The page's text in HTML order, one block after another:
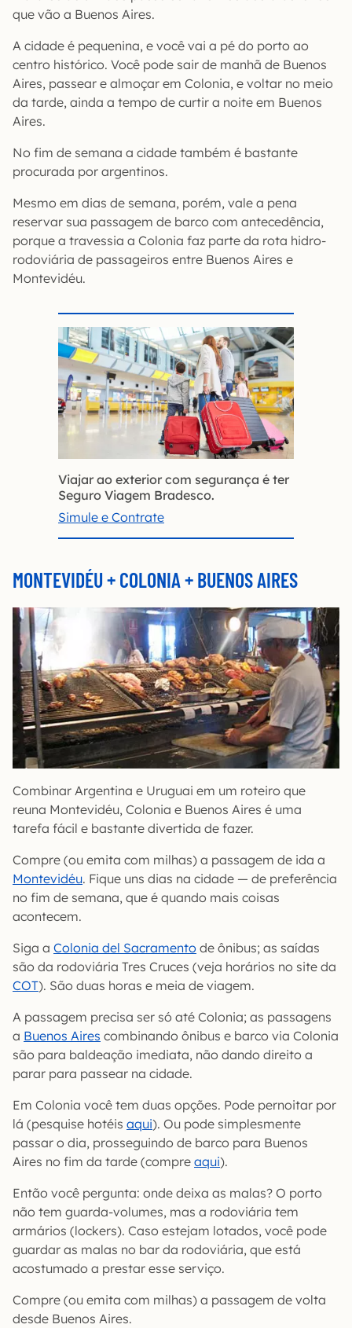
que vão a Buenos Aires.
A cidade é pequenina, e você vai a pé do porto ao
centro histórico. Você pode sair de manhã de Buenos
Aires, passear e almoçar em Colonia, e voltar no meio
da tarde, ainda a tempo de curtir a noite em Buenos
Aires.
No fim de semana a cidade também é bastante
procurada por argentinos.
Mesmo em dias de semana, porém, vale a pena
reservar sua passagem de barco com antecedência,
porque a travessia a Colonia faz parte da rota hidro-
rodoviária de passageiros entre Buenos Aires e
Montevidéu.
Viajar ao exterior com segurança é ter
Seguro Viagem Bradesco.
Simule e Contrate
MONTEVIDÉU + COLONIA + BUENOS AIRES
Combinar Argentina e Uruguai em um roteiro que
reuna Montevidéu, Colonia e Buenos Aires é uma
tarefa fácil e bastante divertida de fazer.
Compre (ou emita com milhas) a passagem de ida a
Montevidéu. Fique uns dias na cidade — de preferência
no fim de semana, que é quando mais coisas
acontecem.
Siga a Colonia del Sacramento de ônibus; as saídas
são da rodoviária Tres Cruces (veja horários no site da
COT). São duas horas e meia de viagem.
A passagem precisa ser só até Colonia; as passagens
a Buenos Aires combinando ônibus e barco via Colonia
são para baldeação imediata, não dando direito a
parar para passear na cidade.
Em Colonia você tem duas opções. Pode pernoitar por
lá (pesquise hotéis aqui). Ou pode simplesmente
passar o dia, prosseguindo de barco para Buenos
Aires no fim da tarde (compre aqui).
Então você pergunta: onde deixa as malas? O porto
não tem guarda-volumes, mas a rodoviária tem
armários (lockers). Caso estejam lotados, você pode
guardar as malas no bar da rodoviária, que está
acostumado a prestar esse serviço.
Compre (ou emita com milhas) a passagem de volta
desde Buenos Aires.